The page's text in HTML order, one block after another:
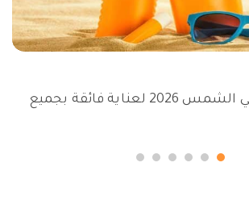
افضل انواع واقي الشمس 2026 لعناية فائقة بجميع